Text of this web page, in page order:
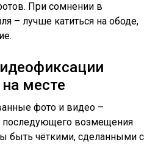
При сомнении в
– лучше катиться на ободе,
месте
фото и видео –
последующего возмещения
быть чёткими, сделанными с